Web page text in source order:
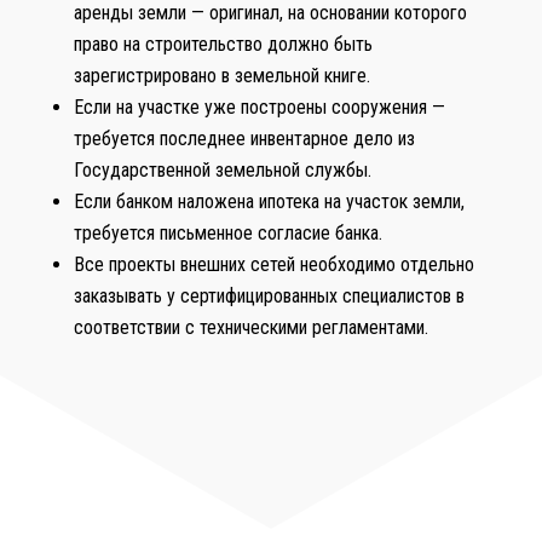
аренды земли — оригинал, на основании которого
право на строительство должно быть
зарегистрировано в земельной книге.
Если на участке уже построены сооружения —
требуется последнее инвентарное дело из
Государственной земельной службы.
Если банком наложена ипотека на участок земли,
требуется письменное согласие банка.
Все проекты внешних сетей необходимо отдельно
заказывать у сертифицированных специалистов в
соответствии с техническими регламентами.